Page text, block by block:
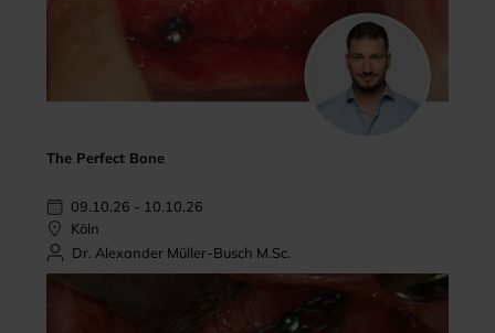
The Perfect Bone
09.10.26 - 10.10.26
Köln
Dr. Alexander Müller-Busch M.Sc.